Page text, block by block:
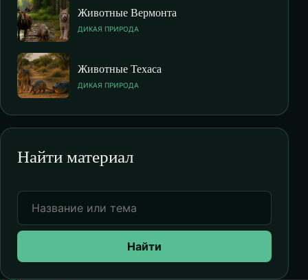
Животные Вермонта
ДИКАЯ ПРИРОДА
Животные Техаса
ДИКАЯ ПРИРОДА
Найти материал
Найти